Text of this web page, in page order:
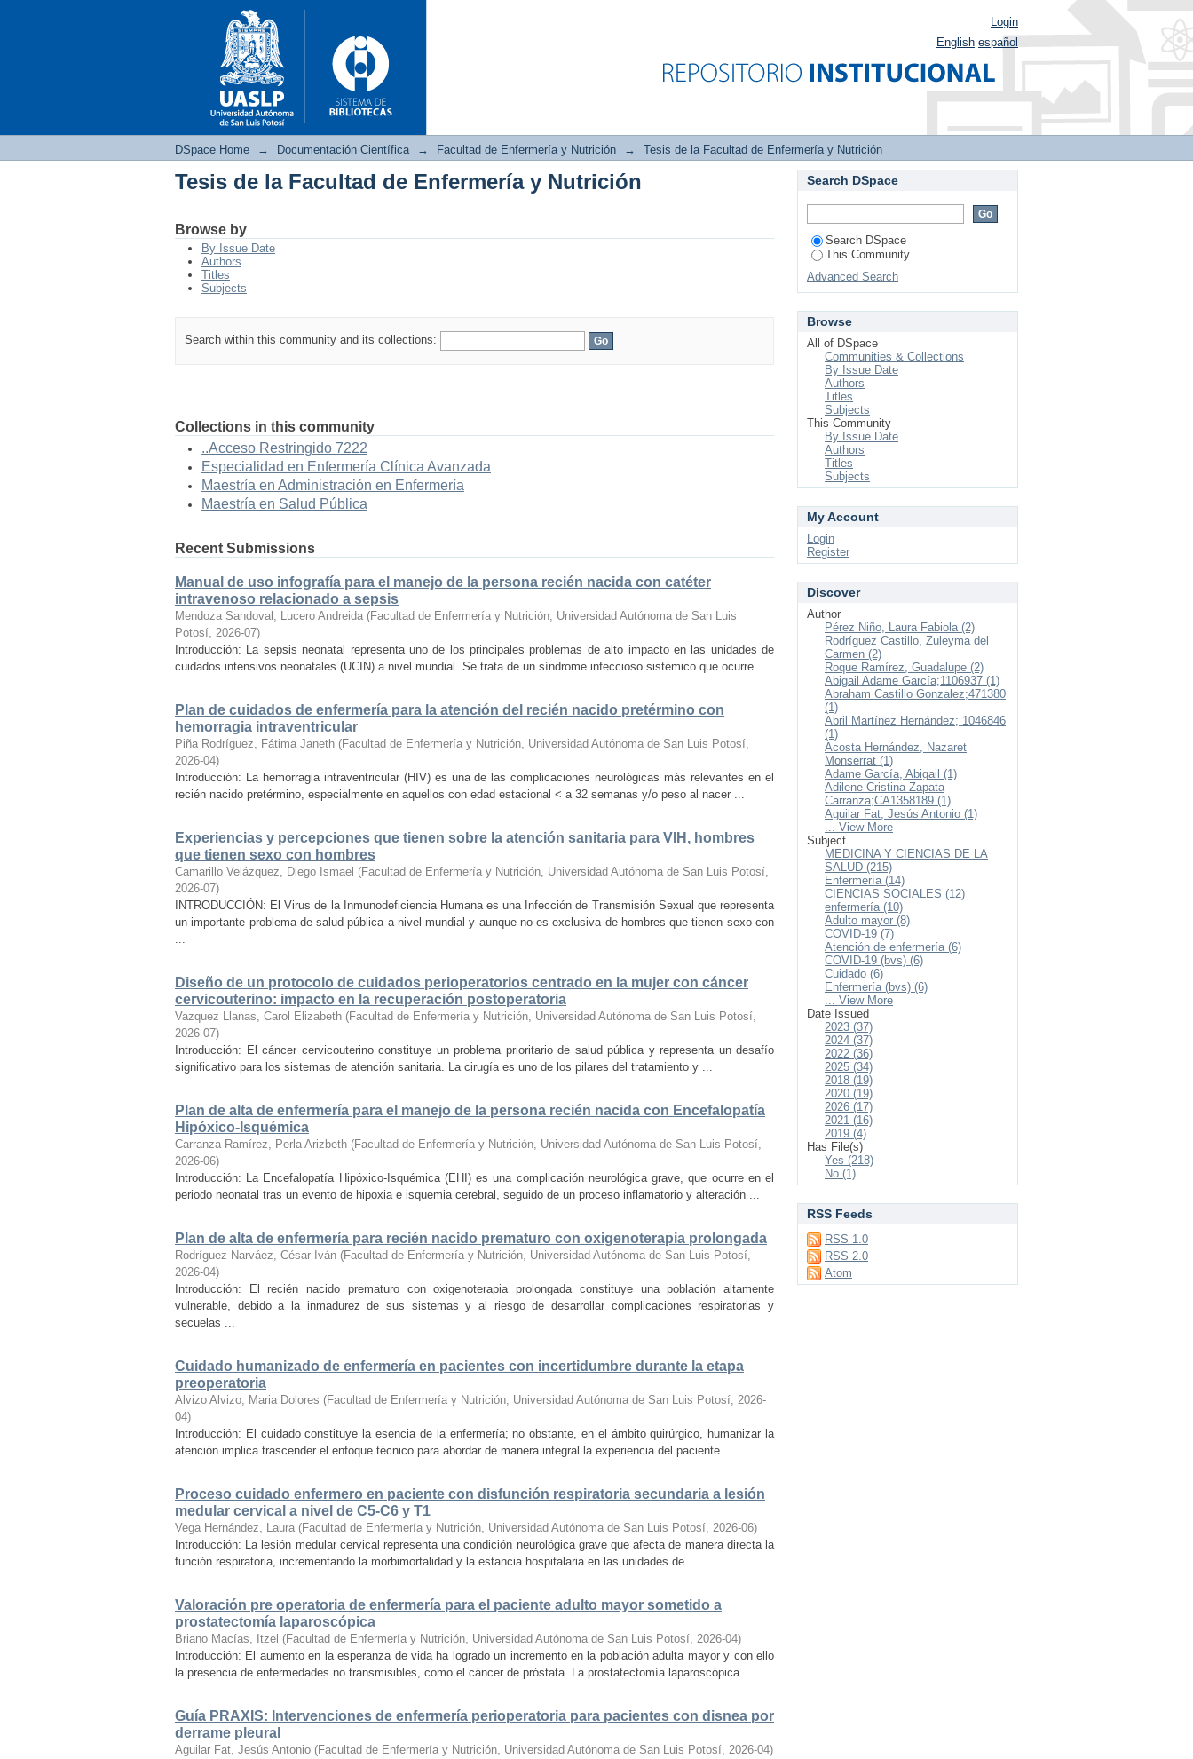
Login
English español
DSpace Home → Documentación Científica → Facultad de Enfermería y Nutrición → Tesis de la Facultad de Enfermería y Nutrición
Tesis de la Facultad de Enfermería y Nutrición
Browse by
By Issue Date
Authors
Titles
Subjects
Search within this community and its collections:
Collections in this community
..Acceso Restringido 7222
Especialidad en Enfermería Clínica Avanzada
Maestría en Administración en Enfermería
Maestría en Salud Pública
Recent Submissions
Manual de uso infografía para el manejo de la persona recién nacida con catéter
intravenoso relacionado a sepsis
Mendoza Sandoval, Lucero Andreida (Facultad de Enfermería y Nutrición, Universidad Autónoma de San Luis
Potosí, 2026-07)
Introducción: La sepsis neonatal representa uno de los principales problemas de alto impacto en las unidades de
cuidados intensivos neonatales (UCIN) a nivel mundial. Se trata de un síndrome infeccioso sistémico que ocurre ...
Plan de cuidados de enfermería para la atención del recién nacido pretérmino con
hemorragia intraventricular
Piña Rodríguez, Fátima Janeth (Facultad de Enfermería y Nutrición, Universidad Autónoma de San Luis Potosí,
2026-04)
Introducción: La hemorragia intraventricular (HIV) es una de las complicaciones neurológicas más relevantes en el
recién nacido pretérmino, especialmente en aquellos con edad estacional < a 32 semanas y/o peso al nacer ...
Experiencias y percepciones que tienen sobre la atención sanitaria para VIH, hombres
que tienen sexo con hombres
Camarillo Velázquez, Diego Ismael (Facultad de Enfermería y Nutrición, Universidad Autónoma de San Luis Potosí,
2026-07)
INTRODUCCIÓN: El Virus de la Inmunodeficiencia Humana es una Infección de Transmisión Sexual que representa
un importante problema de salud pública a nivel mundial y aunque no es exclusiva de hombres que tienen sexo con
...
Diseño de un protocolo de cuidados perioperatorios centrado en la mujer con cáncer
cervicouterino: impacto en la recuperación postoperatoria
Vazquez Llanas, Carol Elizabeth (Facultad de Enfermería y Nutrición, Universidad Autónoma de San Luis Potosí,
2026-07)
Introducción: El cáncer cervicouterino constituye un problema prioritario de salud pública y representa un desafío
significativo para los sistemas de atención sanitaria. La cirugía es uno de los pilares del tratamiento y ...
Plan de alta de enfermería para el manejo de la persona recién nacida con Encefalopatía
Hipóxico-Isquémica
Carranza Ramírez, Perla Arizbeth (Facultad de Enfermería y Nutrición, Universidad Autónoma de San Luis Potosí,
2026-06)
Introducción: La Encefalopatía Hipóxico-Isquémica (EHI) es una complicación neurológica grave, que ocurre en el
periodo neonatal tras un evento de hipoxia e isquemia cerebral, seguido de un proceso inflamatorio y alteración ...
Plan de alta de enfermería para recién nacido prematuro con oxigenoterapia prolongada
Rodríguez Narváez, César Iván (Facultad de Enfermería y Nutrición, Universidad Autónoma de San Luis Potosí,
2026-04)
Introducción: El recién nacido prematuro con oxigenoterapia prolongada constituye una población altamente
vulnerable, debido a la inmadurez de sus sistemas y al riesgo de desarrollar complicaciones respiratorias y
secuelas ...
Cuidado humanizado de enfermería en pacientes con incertidumbre durante la etapa
preoperatoria
Alvizo Alvizo, Maria Dolores (Facultad de Enfermería y Nutrición, Universidad Autónoma de San Luis Potosí, 2026-
04)
Introducción: El cuidado constituye la esencia de la enfermería; no obstante, en el ámbito quirúrgico, humanizar la
atención implica trascender el enfoque técnico para abordar de manera integral la experiencia del paciente. ...
Proceso cuidado enfermero en paciente con disfunción respiratoria secundaria a lesión
medular cervical a nivel de C5-C6 y T1
Vega Hernández, Laura (Facultad de Enfermería y Nutrición, Universidad Autónoma de San Luis Potosí, 2026-06)
Introducción: La lesión medular cervical representa una condición neurológica grave que afecta de manera directa la
función respiratoria, incrementando la morbimortalidad y la estancia hospitalaria en las unidades de ...
Valoración pre operatoria de enfermería para el paciente adulto mayor sometido a
prostatectomía laparoscópica
Briano Macías, Itzel (Facultad de Enfermería y Nutrición, Universidad Autónoma de San Luis Potosí, 2026-04)
Introducción: El aumento en la esperanza de vida ha logrado un incremento en la población adulta mayor y con ello
la presencia de enfermedades no transmisibles, como el cáncer de próstata. La prostatectomía laparoscópica ...
Guía PRAXIS: Intervenciones de enfermería perioperatoria para pacientes con disnea por
derrame pleural
Aguilar Fat, Jesús Antonio (Facultad de Enfermería y Nutrición, Universidad Autónoma de San Luis Potosí, 2026-04)
Search DSpace
Search DSpace
This Community
Advanced Search
Browse
All of DSpace
Communities & Collections
By Issue Date
Authors
Titles
Subjects
This Community
By Issue Date
Authors
Titles
Subjects
My Account
Login
Register
Discover
Author
Pérez Niño, Laura Fabiola (2)
Rodríguez Castillo, Zuleyma del
Carmen (2)
Roque Ramírez, Guadalupe (2)
Abigail Adame García;1106937 (1)
Abraham Castillo Gonzalez;471380
(1)
Abril Martínez Hernández; 1046846
(1)
Acosta Hernández, Nazaret
Monserrat (1)
Adame García, Abigail (1)
Adilene Cristina Zapata
Carranza;CA1358189 (1)
Aguilar Fat, Jesús Antonio (1)
... View More
Subject
MEDICINA Y CIENCIAS DE LA
SALUD (215)
Enfermería (14)
CIENCIAS SOCIALES (12)
enfermería (10)
Adulto mayor (8)
COVID-19 (7)
Atención de enfermería (6)
COVID-19 (bvs) (6)
Cuidado (6)
Enfermería (bvs) (6)
... View More
Date Issued
2023 (37)
2024 (37)
2022 (36)
2025 (34)
2018 (19)
2020 (19)
2026 (17)
2021 (16)
2019 (4)
Has File(s)
Yes (218)
No (1)
RSS Feeds
RSS 1.0
RSS 2.0
Atom